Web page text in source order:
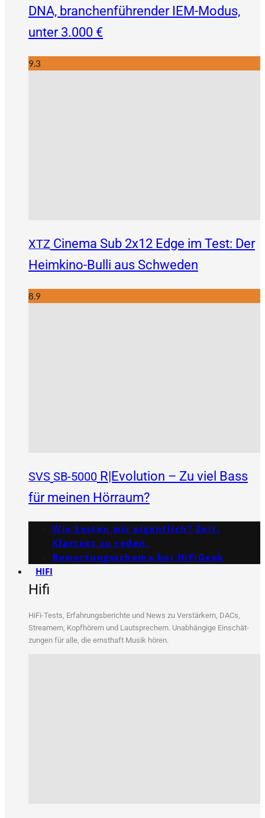
DNA, branchenführender IEM-Modus,
unter 3.000 €
9.3
XTZ Cinema Sub 2x12 Edge im Test: Der
Heimkino-Bulli aus Schweden
8.9
SVS SB-5000 R|Evolution – Zu viel Bass
für meinen Hörraum?
Wie testen wir eigentlich? Zeit,
Klartext zu reden.
Bewertungs­schema bei HiFiGeek
HIFI
Hifi
HiFi-Tests, Erfah­rungs­be­rich­te und News zu Ver­stär­kern, DACs,
Strea­mern, Kopf­hö­rern und Laut­spre­chern. Unab­hän­gi­ge Ein­schät­
zun­gen für alle, die ernst­haft Musik hören.